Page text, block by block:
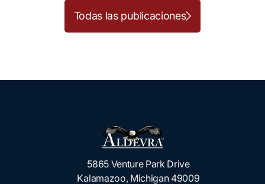
Todas las publicaciones
5865 Venture Park Drive
Kalamazoo, Michigan 49009